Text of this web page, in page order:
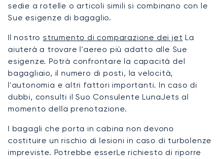
sedie a rotelle o articoli simili si combinano con le
Sue esigenze di bagaglio.
Il nostro strumento di comparazione dei jet La
aiuterà a trovare l'aereo più adatto alle Sue
esigenze. Potrà confrontare la capacità del
bagagliaio, il numero di posti, la velocità,
l'autonomia e altri fattori importanti. In caso di
dubbi, consulti il Suo Consulente LunaJets al
momento della prenotazione.
I bagagli che porta in cabina non devono
costituire un rischio di lesioni in caso di turbolenze
impreviste. Potrebbe esserLe richiesto di riporre